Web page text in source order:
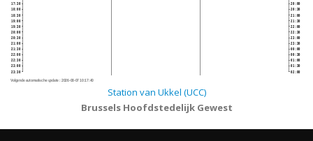
17:30
18:00
18:30
19:00
19:30
20:00
20:30
21:00
21:30
22:00
22:30
23:00
23:30
20:00
20:30
21:00
21:30
22:00
22:30
23:00
23:30
00:00
00:30
01:00
01:30
02:00
Volgende automatische update : 2026-08-07 10:17:40
Station van Ukkel (UCC)
Brussels Hoofdstedelijk Gewest